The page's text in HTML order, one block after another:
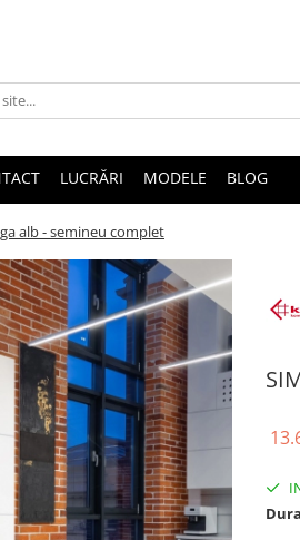
LUCRĂRI MODELE BLOG
alb - semineu complet